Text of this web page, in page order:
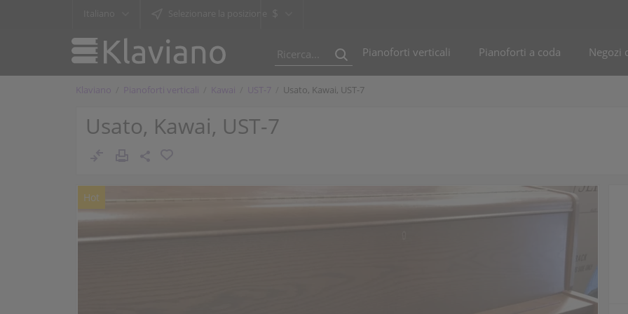
Pianoforti verticali Pianoforti a coda Negozi
Klaviano Pianoforti verticali Kawai UST-7 Usato, Kawai, UST-7
Usato, Kawai, UST-7
Hot